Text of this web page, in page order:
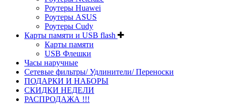
Роутеры Huawei
Роутеры ASUS
Роутеры Cudy
Карты памяти и USB flash
Карты памяти
USB Флешки
Часы наручные
Сетевые фильтры/ Удлинители/ Переноски
ПОДАРКИ И НАБОРЫ
СКИДКИ НЕДЕЛИ
РАСПРОДАЖА !!!